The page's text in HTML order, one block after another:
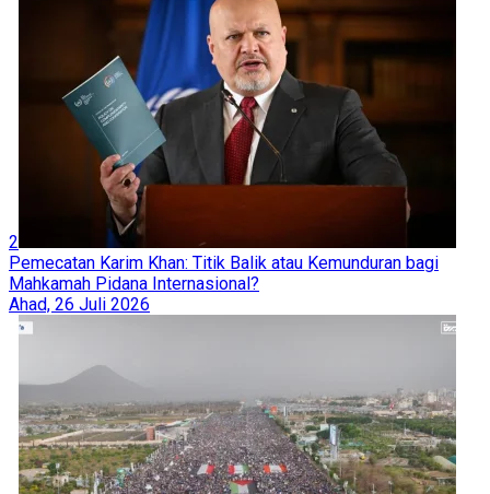
2
Pemecatan Karim Khan: Titik Balik atau Kemunduran bagi
Mahkamah Pidana Internasional?
Ahad, 26 Juli 2026